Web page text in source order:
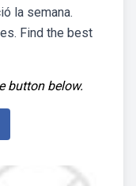
la semana.
Find the best
button below.